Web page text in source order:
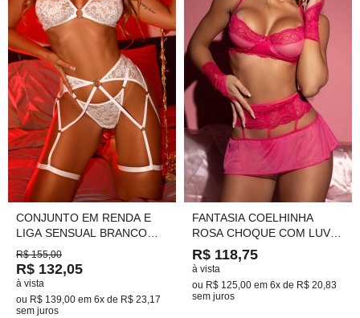
CONJUNTO EM RENDA E
LIGA SENSUAL BRANCO
TAM.46(GG) PLUS SIZE
COD.823
R$ 155,00
R$ 132,05
à vista
ou R$ 139,00 em 6x de R$ 23,17
sem juros
FANTASIA COELHINHA
ROSA CHOQUE COM LUVAS
E ORELHAS TAM. UNICO
CÓD:658
R$ 118,75
à vista
ou R$ 125,00 em 6x de R$ 20,83
sem juros